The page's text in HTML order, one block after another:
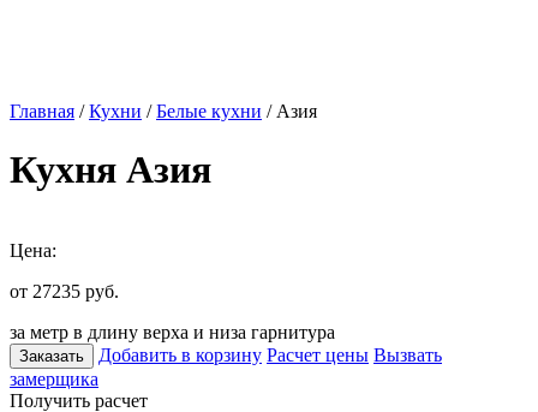
Главная /Кухни /Белые кухни / Азия
Кухня Азия
Цена:
от 27235 руб.
за метр в длину верха и низа гарнитура
Заказать Добавить в корзину Расчет цены Вызвать
замерщика
Получить расчет